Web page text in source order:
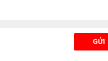
GỬI